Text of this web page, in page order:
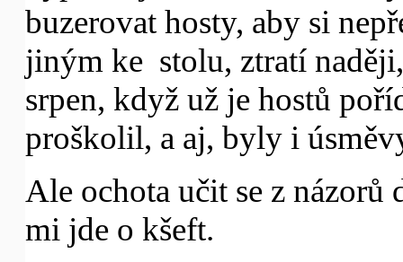
buzerovat hosty, aby si
jiným ke stolu, ztratí
srpen, když už je hostů
proškolil, a aj, byly i
Ale ochota učit se z názorů
mi jde o kšeft.